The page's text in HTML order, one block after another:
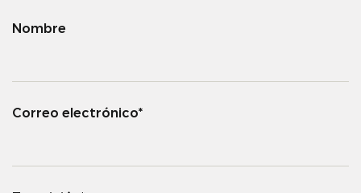
Nombre
Correo electrónico*